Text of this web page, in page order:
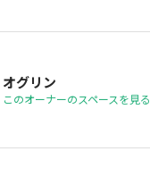
オグリン
このオーナーのスペースを見る